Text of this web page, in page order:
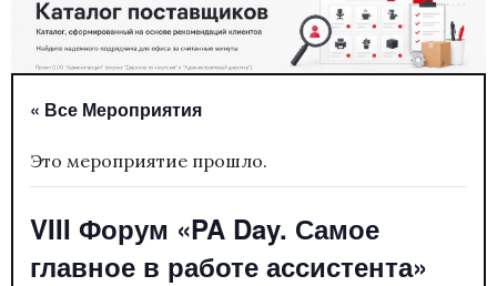
« Все Мероприятия
Это мероприятие прошло.
VIII Форум «PA Day. Самое
главное в работе ассистента»